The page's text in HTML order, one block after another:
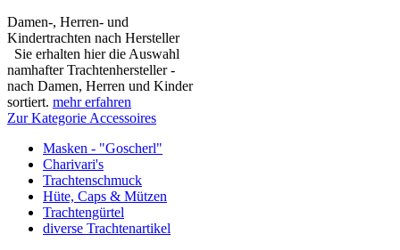
Damen-, Herren- und
Kindertrachten nach Hersteller
Sie erhalten hier die Auswahl
namhafter Trachtenhersteller -
nach Damen, Herren und Kinder
sortiert. mehr erfahren
Zur Kategorie Accessoires
Masken - "Goscherl"
Charivari's
Trachtenschmuck
Hüte, Caps & Mützen
Trachtengürtel
diverse Trachtenartikel